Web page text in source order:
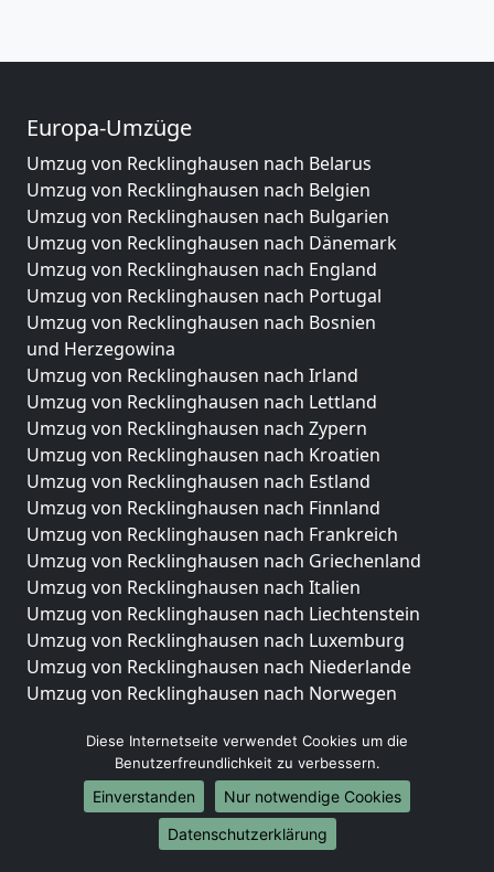
Europa-Umzüge
Umzug von Recklinghausen nach Belarus
Umzug von Recklinghausen nach Belgien
Umzug von Recklinghausen nach Bulgarien
Umzug von Recklinghausen nach Dänemark
Umzug von Recklinghausen nach England
Umzug von Recklinghausen nach Portugal
Umzug von Recklinghausen nach Bosnien
und Herzegowina
Umzug von Recklinghausen nach Irland
Umzug von Recklinghausen nach Lettland
Umzug von Recklinghausen nach Zypern
Umzug von Recklinghausen nach Kroatien
Umzug von Recklinghausen nach Estland
Umzug von Recklinghausen nach Finnland
Umzug von Recklinghausen nach Frankreich
Umzug von Recklinghausen nach Griechenland
Umzug von Recklinghausen nach Italien
Umzug von Recklinghausen nach Liechtenstein
Umzug von Recklinghausen nach Luxemburg
Umzug von Recklinghausen nach Niederlande
Umzug von Recklinghausen nach Norwegen
Umzüge-Deutschlandweit
Umzug von Recklinghausen nach Berlin
Umzug von Recklinghausen nach Hamburg
Umzug von Recklinghausen nach München
Umzug von Recklinghausen nach Köln
Diese Internetseite verwendet Cookies um die
Benutzerfreundlichkeit zu verbessern.
Einverstanden
Nur notwendige Cookies
Datenschutzerklärung